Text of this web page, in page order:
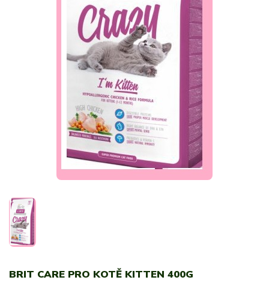
BRIT CARE PRO KOTĚ KITTEN 400G